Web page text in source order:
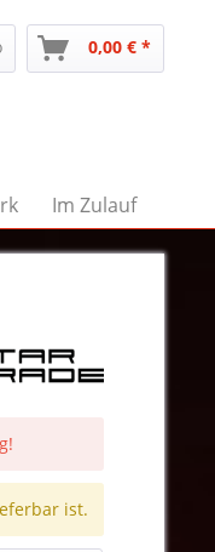
0,00 € *
Im Zulauf
ist.